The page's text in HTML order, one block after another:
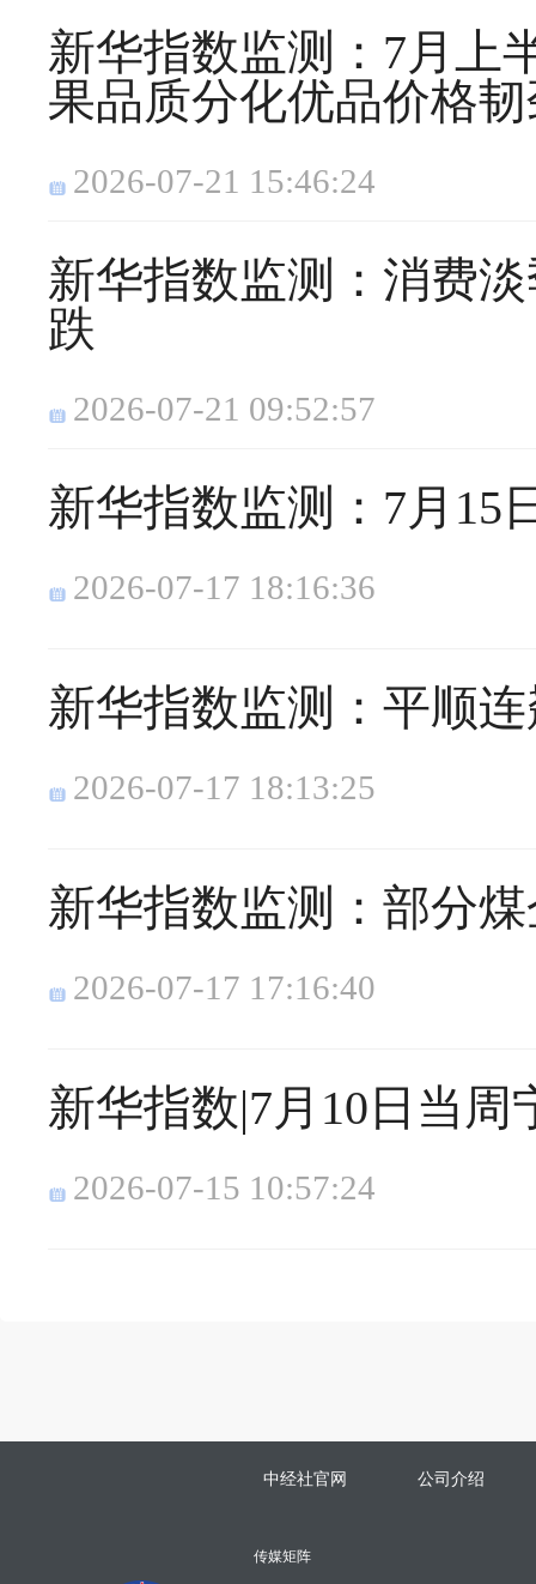
新华指数监测：7月上
果品质分化优品价格
2026-07-21 15:46:24
新华指数监测：消费
跌
2026-07-21 09:52:57
新华指数监测：7月15
2026-07-17 18:16:36
新华指数监测：平顺
2026-07-17 18:13:25
新华指数监测：部分
2026-07-17 17:16:40
新华指数|7月10日当
2026-07-15 10:57:24
中经社官网 公司介绍
传媒矩阵